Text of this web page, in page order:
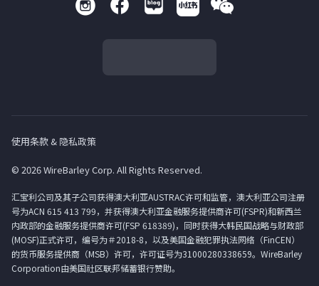
使用条款 & 隐私政策
© 2026 WireBarley Corp. All Rights Reserved.
汇宝利公司及其子公司获得澳大利亚AUSTRAC许可和监管，澳大利亚公司注册
号为ACN 615 413 799，并获得澳大利亚金融服务提供商许可(FSPR)和新西兰
内政部的金融服务提供商许可(FSP 618389)，同时获得大韩民国战略与财政部
(MOSF)正式许可，编号为＃2018-8，以及美国金融犯罪执法网络（FinCEN）
的货币服务提供商（MSB）许可，许可证号为31000280338659。WireBarley
Corporation由美国社区联邦储蓄银行赞助。